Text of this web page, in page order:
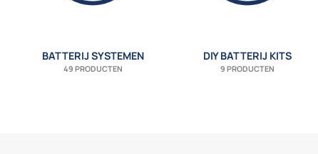
BATTERIJ SYSTEMEN
49 PRODUCTEN
DIY BATTERIJ KITS
9 PRODUCTEN